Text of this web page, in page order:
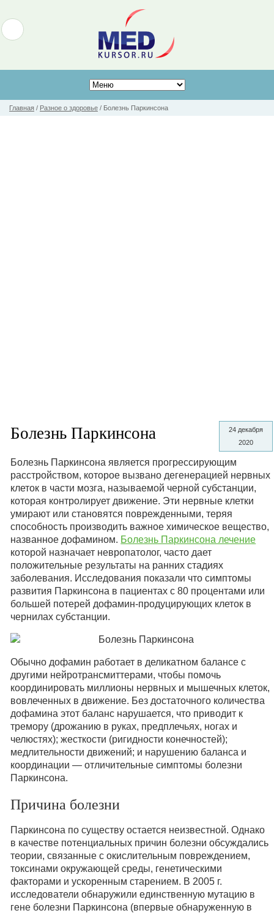
Главная / Разное о здоровье / Болезнь Паркинсона
24 декабря
2020
Болезнь Паркинсона
Болезнь Паркинсона является прогрессирующим
расстройством, которое вызвано дегенерацией нервных
клеток в части мозга, называемой черной субстанции,
которая контролирует движение. Эти нервные клетки
умирают или становятся поврежденными, теряя
способность производить важное химическое вещество,
названное дофамином. Болезнь Паркинсона лечение
которой назначает невропатолог, часто дает
положительные результаты на ранних стадиях
заболевания. Исследования показали что симптомы
развития Паркинсона в пациентах с 80 процентами или
большей потерей дофамин-продуцирующих клеток в
чернилах субстанции.
Обычно дофамин работает в деликатном балансе с
другими нейротрансмиттерами, чтобы помочь
координировать миллионы нервных и мышечных клеток,
вовлеченных в движение. Без достаточного количества
дофамина этот баланс нарушается, что приводит к
тремору (дрожанию в руках, предплечьях, ногах и
челюстях); жесткости (ригидности конечностей);
медлительности движений; и нарушению баланса и
координации — отличительные симптомы болезни
Паркинсона.
Причина болезни
Паркинсона по существу остается неизвестной. Однако
в качестве потенциальных причин болезни обсуждались
теории, связанные с окислительным повреждением,
токсинами окружающей среды, генетическими
факторами и ускоренным старением. В 2005 г.
исследователи обнаружили единственную мутацию в
гене болезни Паркинсона (впервые обнаруженную в